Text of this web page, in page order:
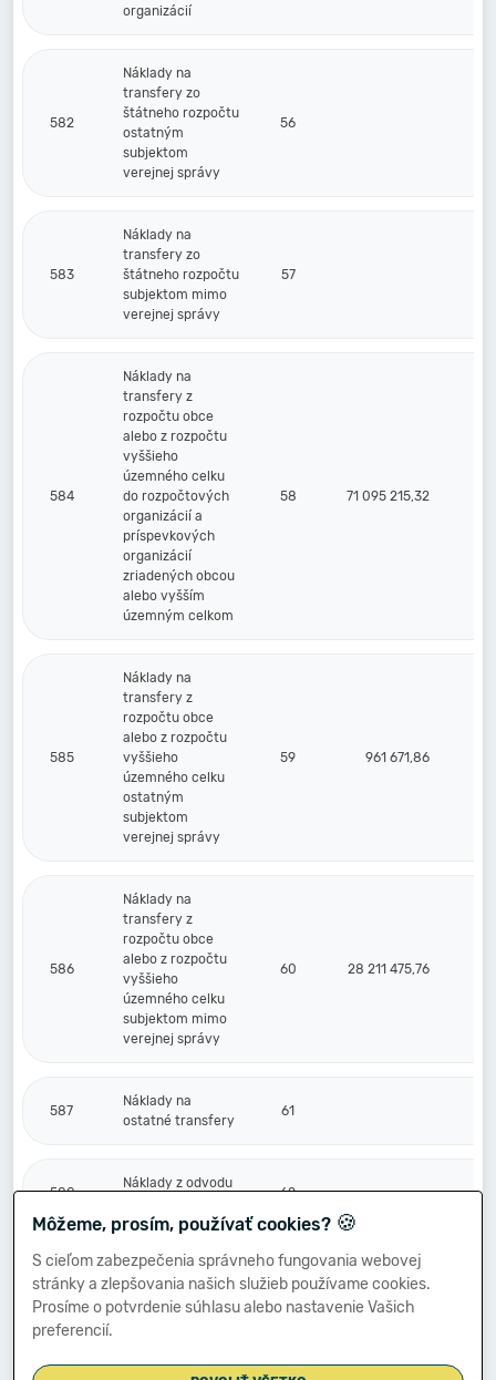
organizácií
582
Náklady na
transfery zo
štátneho rozpočtu
ostatným
subjektom
verejnej správy
56
583
Náklady na
transfery zo
štátneho rozpočtu
subjektom mimo
verejnej správy
57
584
Náklady na
transfery z
rozpočtu obce
alebo z rozpočtu
vyššieho
územného celku
do rozpočtových
organizácií a
príspevkových
organizácií
zriadených obcou
alebo vyšším
územným celkom
58 71 095 215,32
585
Náklady na
transfery z
rozpočtu obce
alebo z rozpočtu
vyššieho
územného celku
ostatným
subjektom
verejnej správy
59 961 671,86
586
Náklady na
transfery z
rozpočtu obce
alebo z rozpočtu
vyššieho
územného celku
subjektom mimo
verejnej správy
60 28 211 475,76
587
Náklady na
ostatné transfery
61
588
Náklady z odvodu
62
589
Náklady z
budúceho odvodu
príjmov
63
Účtové skupiny
Môžeme, prosím, používať cookies? 🍪
S cieľom zabezpečenia správneho fungovania webovej
stránky a zlepšovania našich služieb používame cookies.
Prosíme o potvrdenie súhlasu alebo nastavenie Vašich
preferencií.